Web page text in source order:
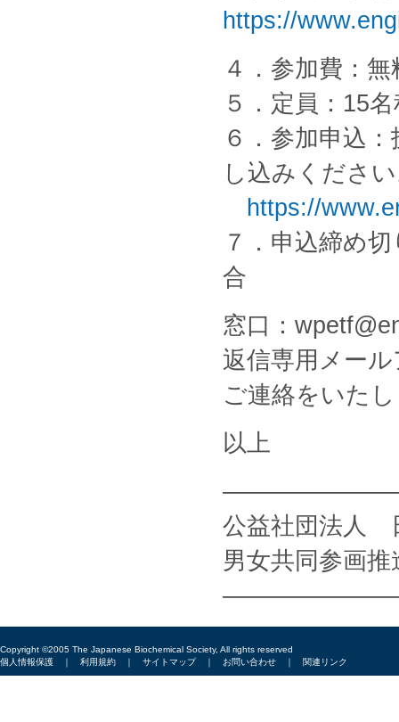
https://
４．参加費：無
５．定員：15
６．参加申込
し込みくださ
https://
７．申込締め
合
窓口：
返信専用メー
ご連絡をいた
以上
公益社団法人
男女共同参画
Copyright ©2005 The Japanese Biochemical Society, All rights reserved
個人情報保護 ｜ 利用規約 ｜ サイトマップ｜ お問い合わせ ｜ 関連リンク